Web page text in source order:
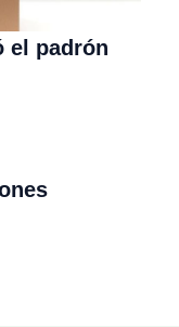
el padrón